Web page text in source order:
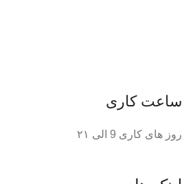
ساعت کاری
روز های کاری 9 الی ۲۱